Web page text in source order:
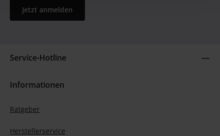
Jetzt anmelden
Service-Hotline
Informationen
Ratgeber
Herstellerservice